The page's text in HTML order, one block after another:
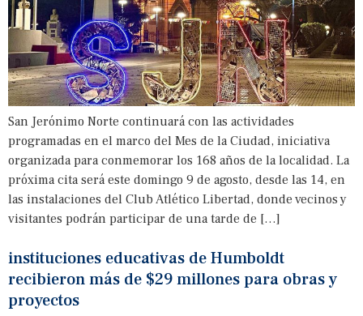
San Jerónimo Norte continuará con las actividades
programadas en el marco del Mes de la Ciudad, iniciativa
organizada para conmemorar los 168 años de la localidad. La
próxima cita será este domingo 9 de agosto, desde las 14, en
las instalaciones del Club Atlético Libertad, donde vecinos y
visitantes podrán participar de una tarde de […]
instituciones educativas de Humboldt
recibieron más de $29 millones para obras y
proyectos